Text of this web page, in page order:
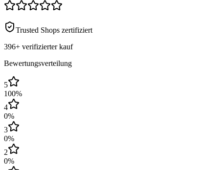
Trusted Shops zertifiziert
396+ verifizierter kauf
Bewertungsverteilung
5
100%
4
0%
3
0%
2
0%